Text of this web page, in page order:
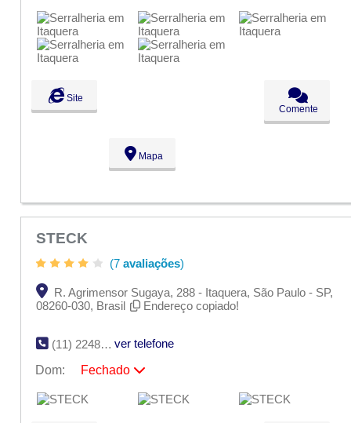
Seg:
09:00 - 18:00
Ter:
09:00 - 18:00
Qua:
09:00 - 18:00
Qui:
09:00 - 18:00
Sex:
09:00 - 18:00
Dom: Site
Comente
Mapa
STECK
(7 avaliações)
R. Agrimensor Sugaya, 288 - Itaquera, São Paulo - SP,
08260-030, Brasil
Endereço copiado!
(11) 2248-7000
ver telefone
Dom:
Fechado
Seg:
09:00 - 18:00
Ter:
09:00 - 18:00